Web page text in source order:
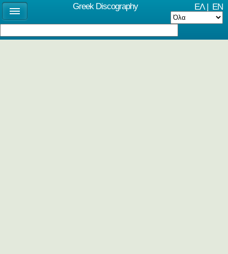
ΕΛ| EN
Greek Discography